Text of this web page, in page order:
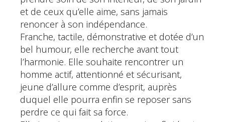
et de ceux qu’elle aime, sans jamais
renoncer à son indépendance.
Franche, tactile, démonstrative et dotée d’un
bel humour, elle recherche avant tout
l’harmonie. Elle souhaite rencontrer un
homme actif, attentionné et sécurisant,
jeune d’allure comme d’esprit, auprès
duquel elle pourra enfin se reposer sans
perdre ce qui fait sa force.